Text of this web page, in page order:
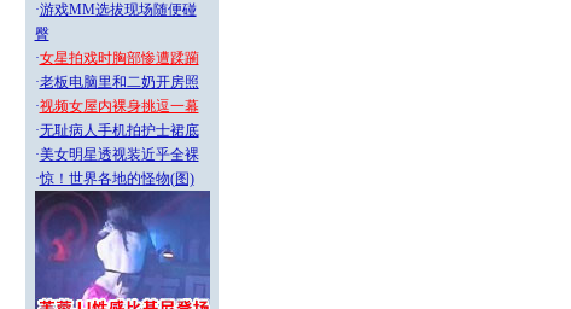
·游戏MM选拔现场随便碰
臀
·女星拍戏时胸部惨遭蹂躏
·老板电脑里和二奶开房照
·视频女屋内裸身挑逗一幕
·无耻病人手机拍护士裙底
·美女明星透视装近乎全裸
·惊！世界各地的怪物(图)